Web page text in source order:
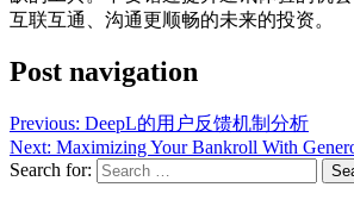
互联互通、沟通更顺畅的未来的投资。
Post navigation
Previous: DeepL的用户反馈机制分析
Next: Maximizing Your Bankroll With
Search for: